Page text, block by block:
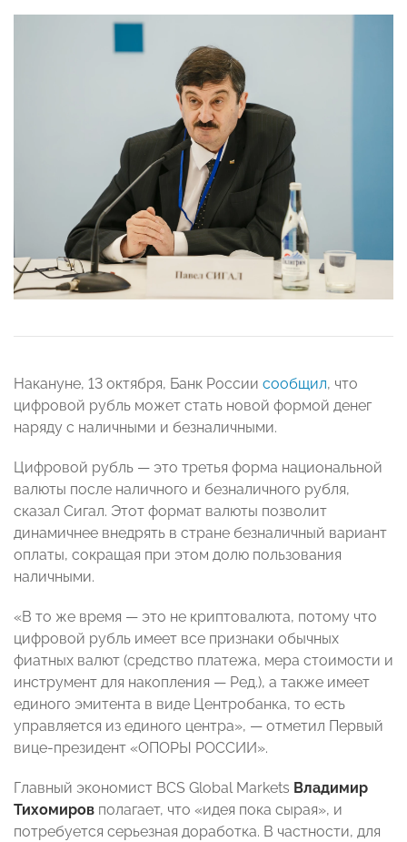
Накануне, 13 октября, Банк России сообщил, что
цифровой рубль может стать новой формой денег
наряду с наличными и безналичными.
Цифровой рубль — это третья форма национальной
валюты после наличного и безналичного рубля,
сказал Сигал. Этот формат валюты позволит
динамичнее внедрять в стране безналичный вариант
оплаты, сокращая при этом долю пользования
наличными.
«В то же время — это не криптовалюта, потому что
цифровой рубль имеет все признаки обычных
фиатных валют (средство платежа, мера стоимости и
инструмент для накопления — Ред.), а также имеет
единого эмитента в виде Центробанка, то есть
управляется из единого центра», — отметил Первый
вице-президент «ОПОРЫ РОССИИ».
Главный экономист BCS Global Markets Владимир
Тихомиров полагает, что «идея пока сырая», и
потребуется серьезная доработка. В частности, для